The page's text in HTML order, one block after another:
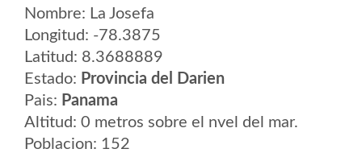
Nombre: La Josefa
Longitud: -78.3875
Latitud: 8.3688889
Estado: Provincia del Darien
Pais: Panama
Altitud: 0 metros sobre el nvel del mar.
Poblacion: 152